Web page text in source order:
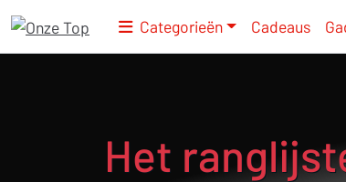
Categorieën Cadeaus
Het